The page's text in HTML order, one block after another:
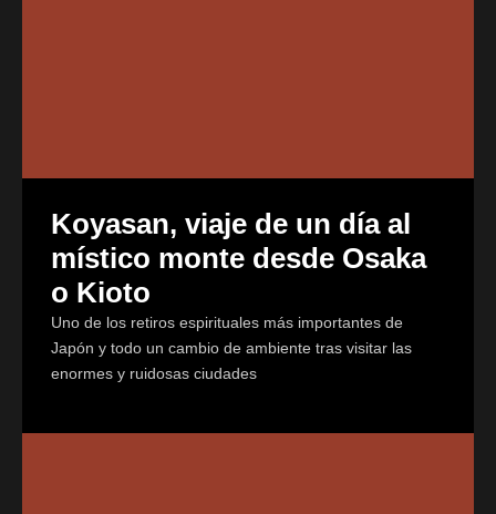
Koyasan, viaje de un día al
místico monte desde Osaka
o Kioto
Uno de los retiros espirituales más importantes de
Japón y todo un cambio de ambiente tras visitar las
enormes y ruidosas ciudades